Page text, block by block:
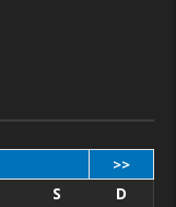
>>
S
D